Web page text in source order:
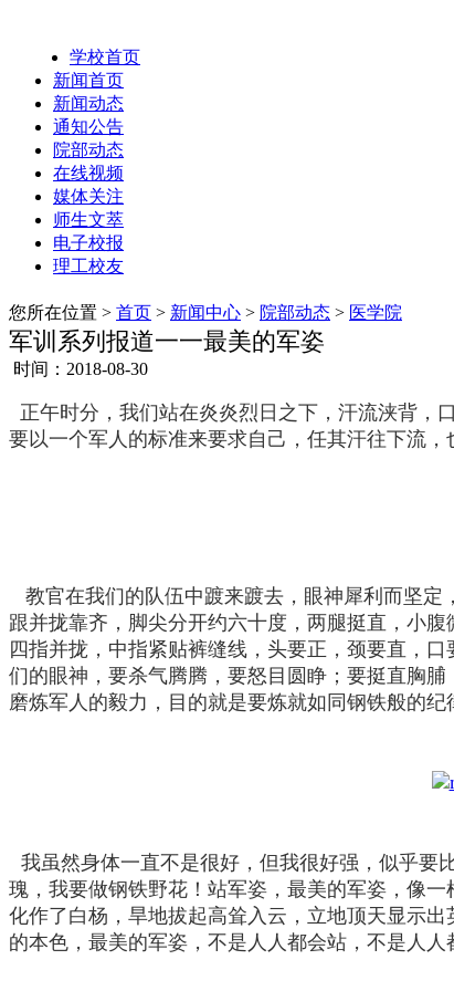
学校首页
新闻首页
新闻动态
通知公告
院部动态
在线视频
媒体关注
师生文萃
电子校报
理工校友
您所在位置 > 首页 > 新闻中心 > 院部动态 > 医学院
军训系列报道一一最美的军姿
时间：2018-08-30
正午时分，我们站在炎炎烈日之下，汗流浃背，
要以一个军人的标准来要求自己，任其汗往下流
教官在我们的队伍中踱来踱去，眼神犀利而坚定
跟并拢靠齐，脚尖分开约六十度，两腿挺直，小
四指并拢，中指紧贴裤缝线，头要正，颈要直，
们的眼神，要杀气腾腾，要怒目圆睁；要挺直胸
磨炼军人的毅力，目的就是要炼就如同钢铁般的纪
我虽然身体一直不是很好，但我很好强，似乎要
瑰，我要做钢铁野花！站军姿，最美的军姿，像
化作了白杨，旱地拔起高耸入云，立地顶天显示
的本色，最美的军姿，不是人人都会站，不是人人